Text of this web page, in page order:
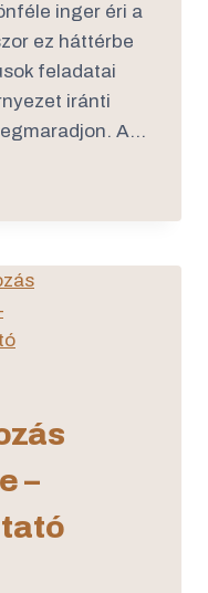
inger éri a
ez háttérbe
feladatai
iránti
A…
–